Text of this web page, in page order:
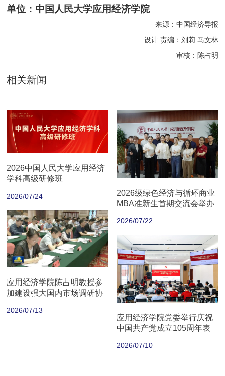
单位：中国人民大学应用经济学院
来源：中国经济导报
设计 责编：刘莉 马文林
审核：陈占明
相关新闻
2026中国人民大学应用经济
学科高级研修班
2026/07/24
2026级绿色经济与循环商业
MBA准新生首期交流会举办
2026/07/22
应用经济学院陈占明教授参
加建设强大国内市场调研协
2026/07/13
应用经济学院党委举行庆祝
中国共产党成立105周年表
2026/07/10